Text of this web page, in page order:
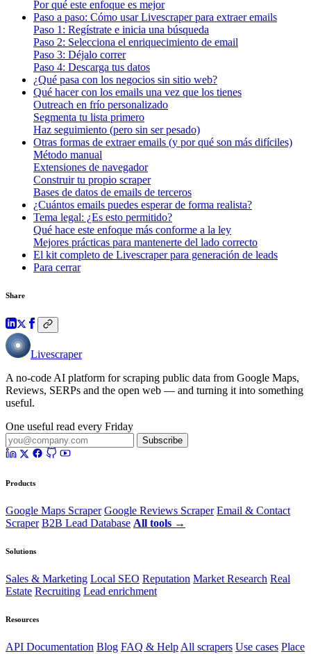
Por qué este enfoque es mejor
Paso a paso: Cómo usar Livescraper para extraer emails
Paso 1: Regístrate e inicia una búsqueda
Paso 2: Selecciona el enriquecimiento de email
Paso 3: Déjalo correr
Paso 4: Descarga tus datos
¿Qué pasa con los negocios sin sitio web?
Qué hacer con los emails una vez que los tienes
Outreach en frío personalizado
Segmenta tu lista primero
Haz seguimiento (pero sin ser pesado)
Otras formas de extraer emails (y por qué son más difíciles)
Método manual
Extensiones de navegador
Construir tu propio scraper
Bases de datos de emails de terceros
¿Cuántos emails puedes esperar de forma realista?
Tema legal: ¿Es esto permitido?
Qué hace este enfoque más conforme a la ley
Mejores prácticas para mantenerte del lado correcto
El kit completo de Livescraper para generación de leads
Para cerrar
Share
Livescraper
A no-code AI platform for scraping public data from Google Maps,
Reviews, SERPs and the open web — and turning it into something
useful.
One useful read every Friday
Subscribe
Products
Google Maps Scraper Google Reviews Scraper Email & Contact
Scraper B2B Lead Database All tools →
Solutions
Sales & Marketing Local SEO Reputation Market Research Real
Estate Recruiting Lead enrichment
Resources
API Documentation Blog FAQ & Help All scrapers Use cases Place